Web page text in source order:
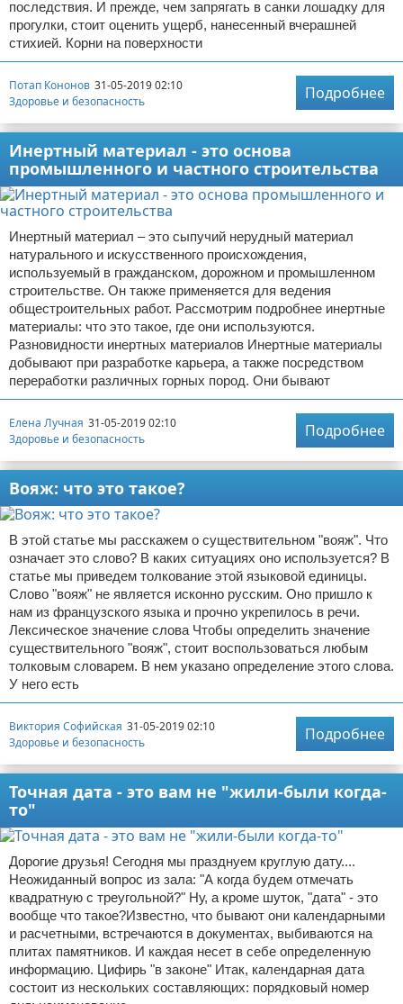
последствия. И прежде, чем запрягать в санки лошадку для
прогулки, стоит оценить ущерб, нанесенный вчерашней
стихией. Корни на поверхности
Потап Кононов 31-05-2019 02:10
Здоровье и безопасность
Подробнее
Инертный материал - это основа
промышленного и частного строительства
Инертный материал – это сыпучий нерудный материал
натурального и искусственного происхождения,
используемый в гражданском, дорожном и промышленном
строительстве. Он также применяется для ведения
общестроительных работ. Рассмотрим подробнее инертные
материалы: что это такое, где они используются.
Разновидности инертных материалов Инертные материалы
добывают при разработке карьера, а также посредством
переработки различных горных пород. Они бывают
Елена Лучная 31-05-2019 02:10
Здоровье и безопасность
Подробнее
Вояж: что это такое?
В этой статье мы расскажем о существительном "вояж". Что
означает это слово? В каких ситуациях оно используется? В
статье мы приведем толкование этой языковой единицы.
Слово "вояж" не является исконно русским. Оно пришло к
нам из французского языка и прочно укрепилось в речи.
Лексическое значение слова Чтобы определить значение
существительного "вояж", стоит воспользоваться любым
толковым словарем. В нем указано определение этого слова.
У него есть
Виктория Софийская 31-05-2019 02:10
Здоровье и безопасность
Подробнее
Точная дата - это вам не "жили-были когда-
то"
Дорогие друзья! Сегодня мы празднуем круглую дату....
Неожиданный вопрос из зала: "А когда будем отмечать
квадратную с треугольной?" Ну, а кроме шуток, "дата" - это
вообще что такое?Известно, что бывают они календарными
и расчетными, встречаются в документах, выбиваются на
плитах памятников. И каждая несет в себе определенную
информацию. Цифирь "в законе" Итак, календарная дата
состоит из нескольких составляющих: порядковый номер